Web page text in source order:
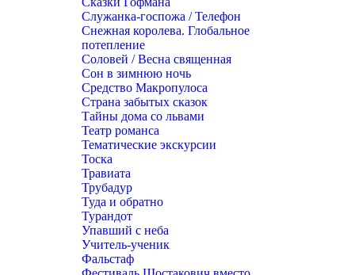
Служанка-госпожа / Телефон
Снежная королева. Глобальное
потепление
Соловей / Весна священная
Сон в зимнюю ночь
Средство Макропулоса
Страна забытых сказок
Тайны дома со львами
Театр романса
Тематические экскурсии
Тоска
Травиата
Трубадур
Туда и обратно
Турандот
Упавший с неба
Учитель-ученик
Фальстаф